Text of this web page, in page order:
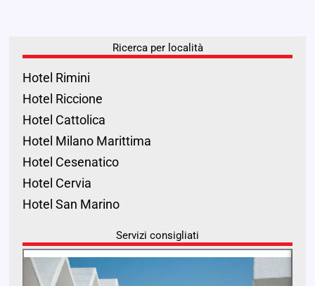
Ricerca per località
Hotel Rimini
Hotel Riccione
Hotel Cattolica
Hotel Milano Marittima
Hotel Cesenatico
Hotel Cervia
Hotel San Marino
Servizi consigliati